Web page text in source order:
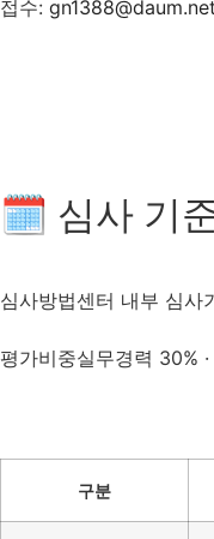
접수: gn1388@daum.net
🗓 심사 기준
심사방법센터 내부 심사
평가비중실무경력 30% ·
구분